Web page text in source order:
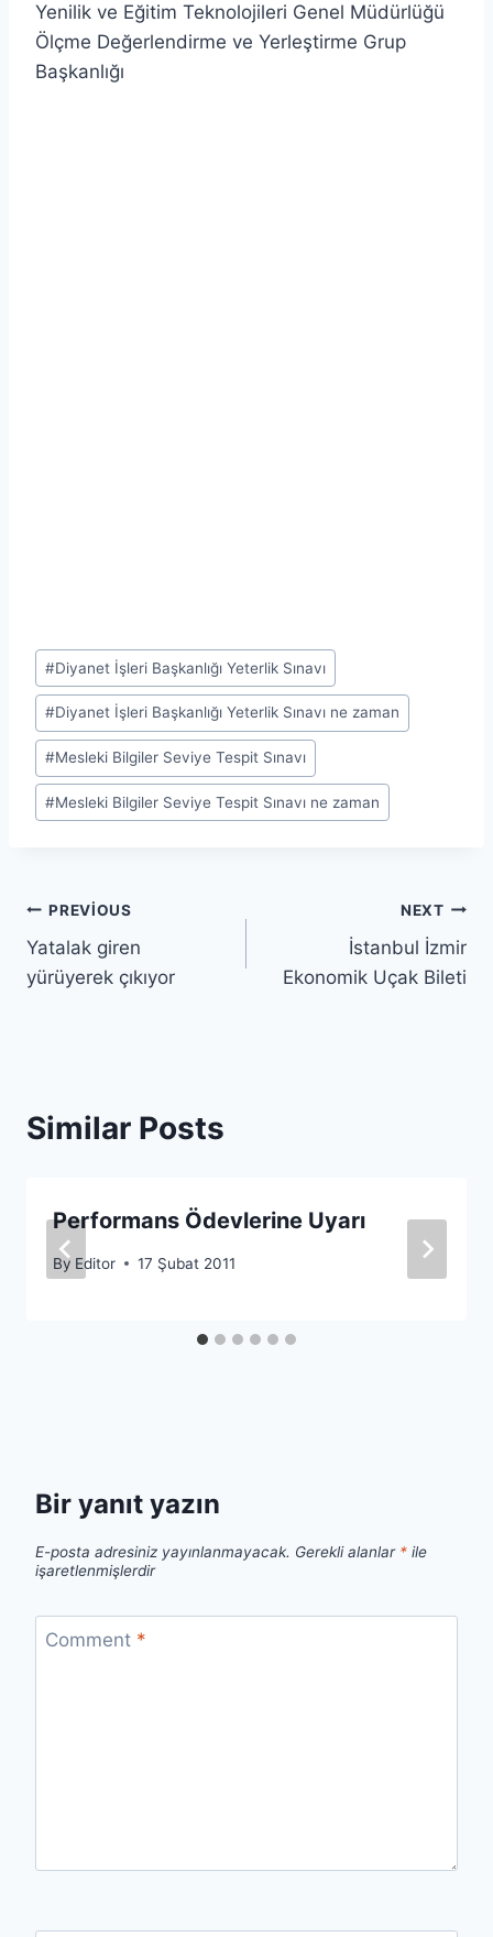
Yenilik ve Eğitim Teknolojileri Genel Müdürlüğü
Ölçme Değerlendirme ve Yerleştirme Grup
Başkanlığı
Post
Tags:
#Diyanet İşleri Başkanlığı Yeterlik Sınavı
#Diyanet İşleri Başkanlığı Yeterlik Sınavı ne zaman
#Mesleki Bilgiler Seviye Tespit Sınavı
#Mesleki Bilgiler Seviye Tespit Sınavı ne zaman
Yazı
gezinmesi
PREVIOUS
Yatalak giren
yürüyerek çıkıyor
NEXT
İstanbul İzmir
Ekonomik Uçak Bileti
Similar Posts
Performans Ödevlerine Uyarı
By Editor 17 Şubat 2011
Bir yanıt yazın
E-posta adresiniz yayınlanmayacak. Gerekli alanlar * ile
işaretlenmişlerdir
Comment *